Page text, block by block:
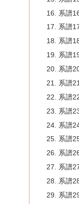
系譜
系譜
系譜
系譜
系譜
系譜21
系譜
系譜
系譜
系譜
系譜
系譜
系譜
系譜